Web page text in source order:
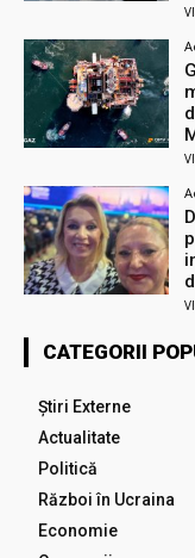
CATEGORII
Știri Externe
Actualitate
Politică
Război în Ucraina
Economie